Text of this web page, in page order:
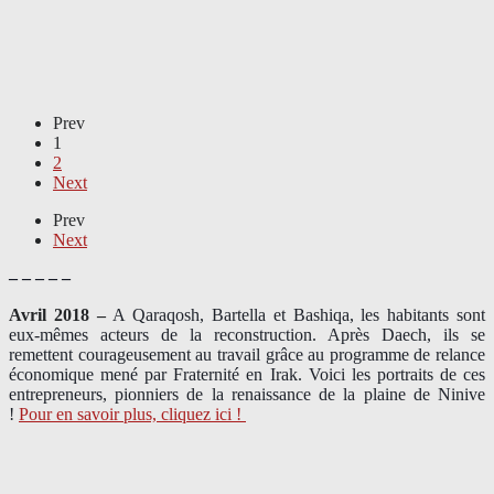
Prev
1
2
Next
Prev
Next
– – – – –
Avril 2018 – A Qaraqosh, Bartella et Bashiqa, les habitants sont
eux-mêmes acteurs de la reconstruction. Après Daech, ils se
remettent courageusement au travail grâce au programme de relance
économique mené par Fraternité en Irak. Voici les portraits de ces
entrepreneurs, pionniers de la renaissance de la plaine de Ninive
! Pour en savoir plus, cliquez ici !